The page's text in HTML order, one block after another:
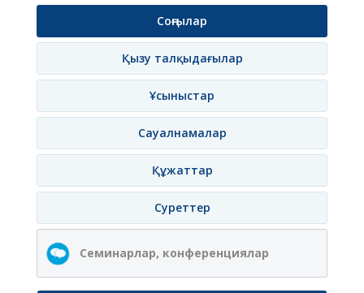
Соңғылар
Қызу талқыдағылар
Ұсыныстар
Сауалнамалар
Құжаттар
Суреттер
Семинарлар, конференциялар